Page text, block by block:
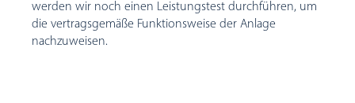
werden wir noch einen Leistungstest durchführen, um
die vertragsgemäße Funktionsweise der Anlage
nachzuweisen.